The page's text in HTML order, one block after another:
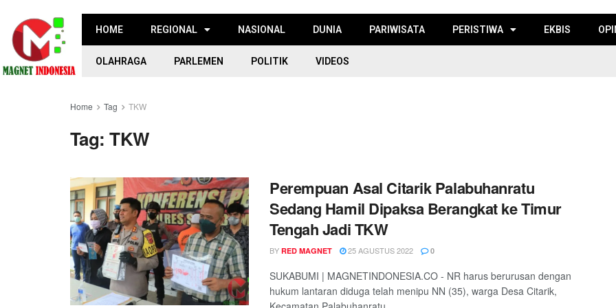
HOME REGIONAL NASIONAL DUNIA PARIWISATA PERISTIWA EKBIS
OLAHRAGA PARLEMEN POLITIK VIDEOS
Home Tag TKW
Tag:TKW
Perempuan Asal Citarik Palabuhanratu
Sedang Hamil Dipaksa Berangkat ke Timur
Tengah Jadi TKW
BY RED MAGNET 25 AGUSTUS 2022 0
SUKABUMI | MAGNETINDONESIA.CO - NR harus berurusan dengan
hukum lantaran diduga telah menipu NN (35), warga Desa Citarik,